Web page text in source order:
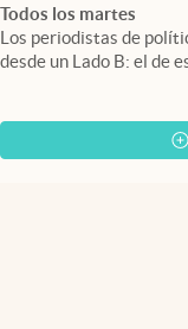
Todos los martes
Los periodistas de
desde un Lado B: el de